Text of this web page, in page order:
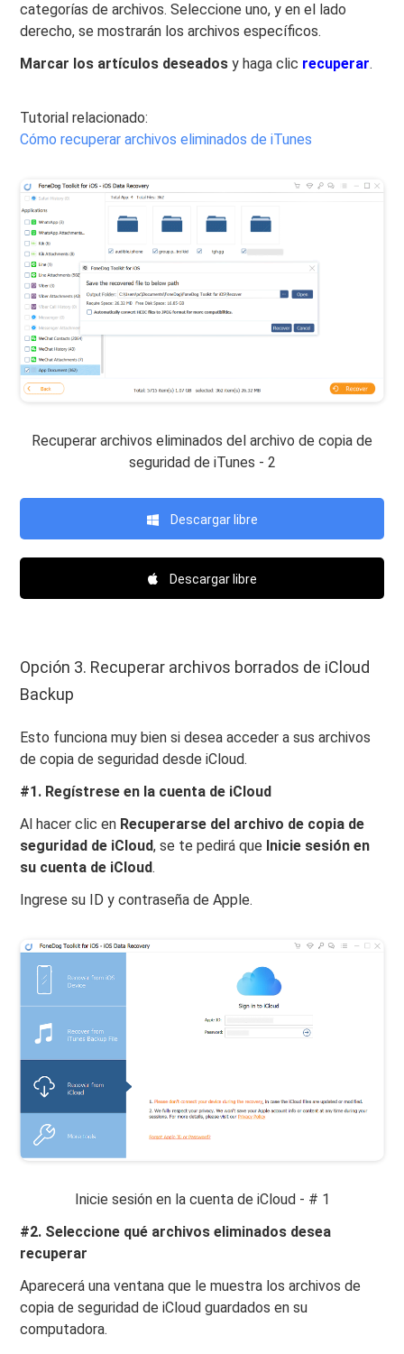
categorías de archivos. Seleccione uno, y en el lado
derecho, se mostrarán los archivos específicos.
Marcar los artículos deseados y haga clic recuperar.
Tutorial relacionado:
Cómo recuperar archivos eliminados de iTunes
Recuperar archivos eliminados del archivo de copia de
seguridad de iTunes - 2
Descargar libre
Descargar libre
Opción 3. Recuperar archivos borrados de iCloud
Backup
Esto funciona muy bien si desea acceder a sus archivos
de copia de seguridad desde iCloud.
#1. Regístrese en la cuenta de iCloud
Al hacer clic en Recuperarse del archivo de copia de
seguridad de iCloud, se te pedirá que Inicie sesión en
su cuenta de iCloud.
Ingrese su ID y contraseña de Apple.
Inicie sesión en la cuenta de iCloud - # 1
#2. Seleccione qué archivos eliminados desea
recuperar
Aparecerá una ventana que le muestra los archivos de
copia de seguridad de iCloud guardados en su
computadora.